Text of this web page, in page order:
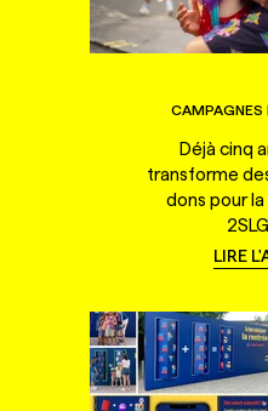
CAMPAGNES
Déjà cinq
transforme
dons pour
LIRE